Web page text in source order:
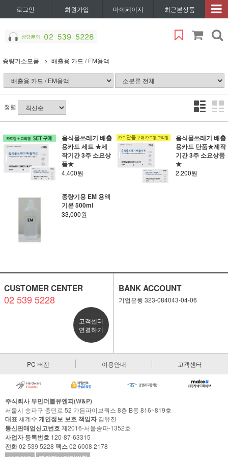
로그인 회원가입 마이페이지 최근본상품
종량기소모품 배출용 카드 / EM용액
정렬
음식물쓰레기 배출
용카드 세트 ★제
작기간 3주 소요상
품★
4,400원
음식물쓰레기 배출
용카드 단품★제작
기간 3주 소요상품
★
2,200원
종량기용 EM 용액
기본 500ml
33,000원
CUSTOMER CENTER
02 539 5228
고객센터
연결하기
BANK ACCOUNT
기업은행 323-084043-04-06
PC 버전 이용안내 고객센터
주식회사 부민더블유엔피(W&P)
서울시 송파구 충민로 52 가든파이브웍스 8층 B동 816~819호
대표채계수 개인정보 보호 책임자김유진
통신판매업신고번호제2016-서울송파-1352호
사업자 등록번호 120-87-63315
전화02 539 5228 팩스02 6008 2178